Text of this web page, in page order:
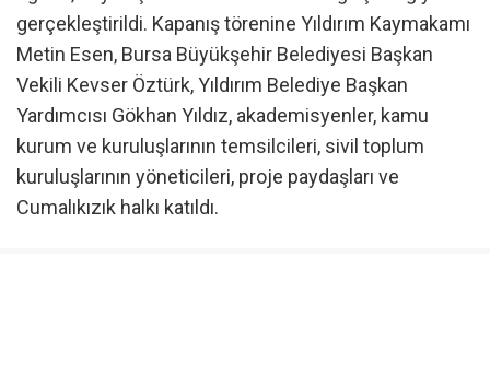
gerçekleştirildi. Kapanış törenine Yıldırım Kaymakamı
Metin Esen, Bursa Büyükşehir Belediyesi Başkan
Vekili Kevser Öztürk, Yıldırım Belediye Başkan
Yardımcısı Gökhan Yıldız, akademisyenler, kamu
kurum ve kuruluşlarının temsilcileri, sivil toplum
kuruluşlarının yöneticileri, proje paydaşları ve
Cumalıkızık halkı katıldı.